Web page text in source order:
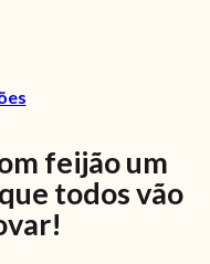
feijão um
todos vão